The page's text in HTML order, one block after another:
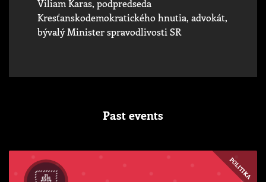
Viliam Karas, podpredseda
Kresťanskodemokratického hnutia, advokát,
bývalý Minister spravodlivosti SR
Past events
POLITIKA